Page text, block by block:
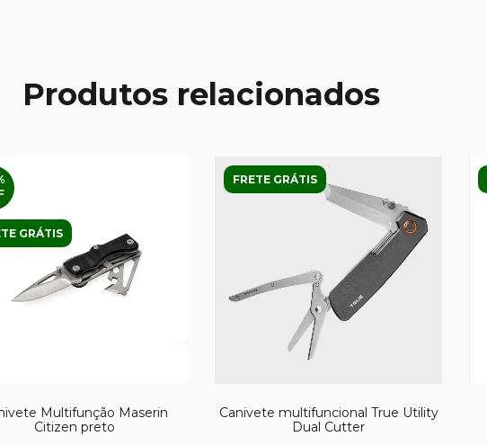
Produtos relacionados
GRÁTIS
Multifunção Maserin
Citizen preto
FRETE GRÁTIS
Canivete multifuncional True Utility
Dual Cutter